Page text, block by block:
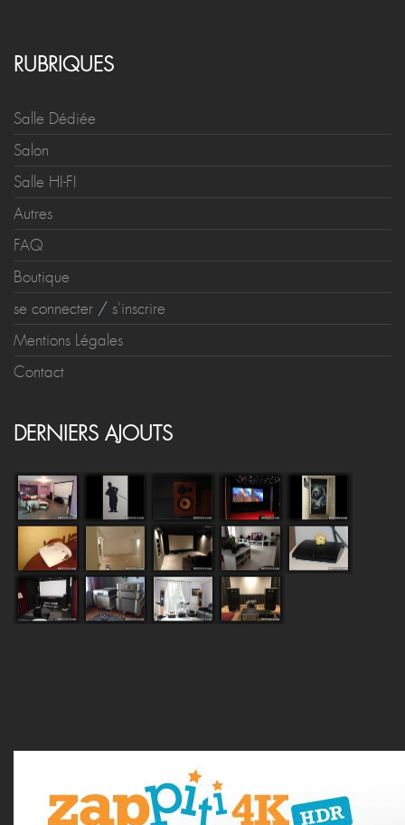
RUBRIQUES
Salle Dédiée
Salon
Salle HI-FI
Autres
FAQ
Boutique
se connecter / s'inscrire
Mentions Légales
Contact
DERNIERS AJOUTS